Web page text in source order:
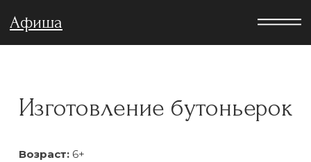
Афиша
Изготовление бутоньерок
Возраст: 6+